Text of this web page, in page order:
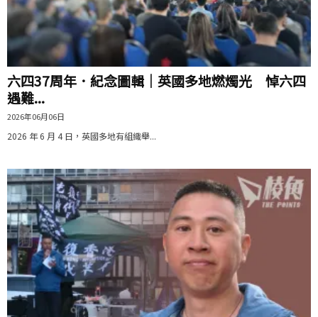
六四37周年．紀念圖輯｜英國多地燃燭光 悼六四
遇難...
2026年06月06日
2026 年 6 月 4 日，英國多地有組織舉...